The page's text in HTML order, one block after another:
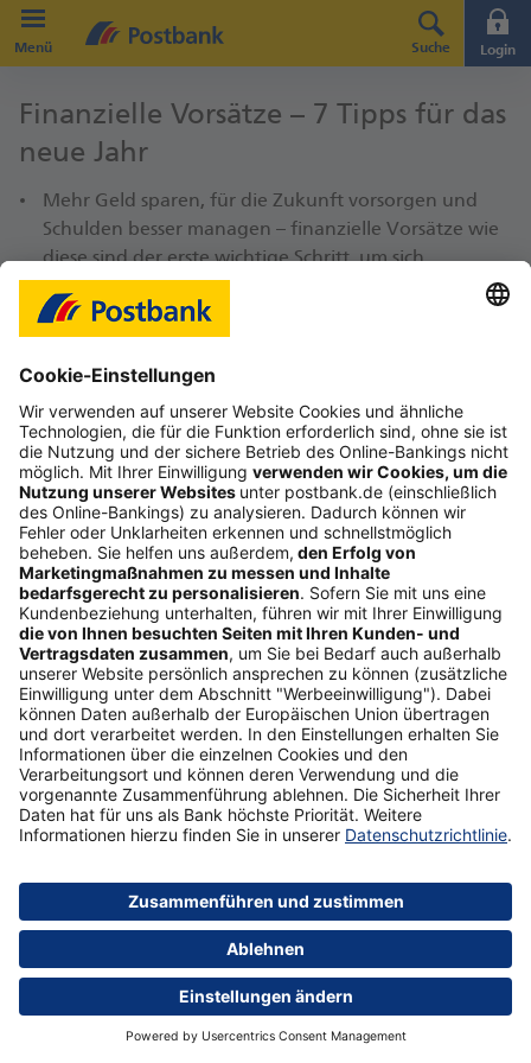
Direkt zur Hauptnavigation (Enter drücken)
Direkt zur Suche (Enter drücken)
Menü Suche Login
Finanzielle Vor­sätze – 7 Tipps für das
neue Jahr
Mehr Geld sparen, für die Zukunft vorsorgen und
Schulden besser managen – finanzielle Vorsätze wie
diese sind der erste wichtige Schritt, um sich
Freiräume zu schaffen und langfristig Vermögen
aufzubauen.
deswegen ist es sinnvoll, die eigenen Finanzen
strategisch anzugehen und auf bewährte Techniken
wie z. B. ein Haushaltsbuch zu setzen.
Hier finden Sie Tipps, wie Sie die finanziellen
Vorsätze in die Tat umsetzen können.
Tipp
ETF-Sparplan
Mehr erfahren